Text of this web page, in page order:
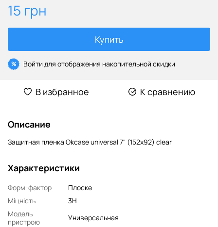
15 грн
Купить
% Войти для отображения накопительной скидки
В избранное К сравнению
Описание
Защитная пленка Okcase universal 7" (152х92) clear
Характеристики
Форм-фактор
Плоске
Міцність
3H
Модель
пристрою
Универсальная